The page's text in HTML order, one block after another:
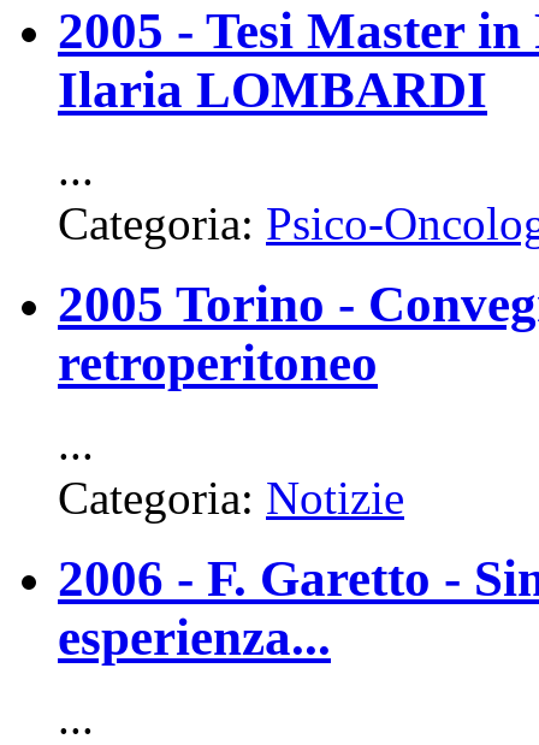
2005 - Tesi Master
Ilaria LOMBARDI
...
Categoria: Psico-
2005 Torino -
retroperitoneo
...
Categoria: Notizie
2006 - F. Garetto -
esperienza...
...